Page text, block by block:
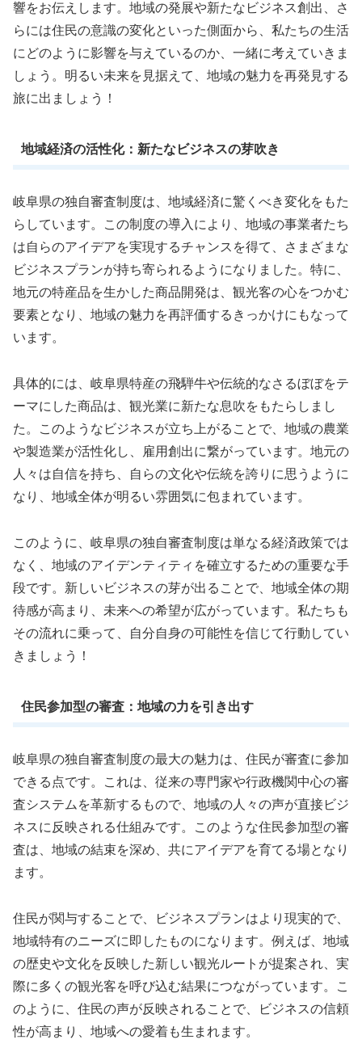
響をお伝えします。地域の発展や新たなビジネス創出、さ
らには住民の意識の変化といった側面から、私たちの生活
にどのように影響を与えているのか、一緒に考えていきま
しょう。明るい未来を見据えて、地域の魅力を再発見する
旅に出ましょう！
地域経済の活性化：新たなビジネスの芽吹き
岐阜県の独自審査制度は、地域経済に驚くべき変化をもた
らしています。この制度の導入により、地域の事業者たち
は自らのアイデアを実現するチャンスを得て、さまざまな
ビジネスプランが持ち寄られるようになりました。特に、
地元の特産品を生かした商品開発は、観光客の心をつかむ
要素となり、地域の魅力を再評価するきっかけにもなって
います。
具体的には、岐阜県特産の飛騨牛や伝統的なさるぼぼをテ
ーマにした商品は、観光業に新たな息吹をもたらしまし
た。このようなビジネスが立ち上がることで、地域の農業
や製造業が活性化し、雇用創出に繋がっています。地元の
人々は自信を持ち、自らの文化や伝統を誇りに思うように
なり、地域全体が明るい雰囲気に包まれています。
このように、岐阜県の独自審査制度は単なる経済政策では
なく、地域のアイデンティティを確立するための重要な手
段です。新しいビジネスの芽が出ることで、地域全体の期
待感が高まり、未来への希望が広がっています。私たちも
その流れに乗って、自分自身の可能性を信じて行動してい
きましょう！
住民参加型の審査：地域の力を引き出す
岐阜県の独自審査制度の最大の魅力は、住民が審査に参加
できる点です。これは、従来の専門家や行政機関中心の審
査システムを革新するもので、地域の人々の声が直接ビジ
ネスに反映される仕組みです。このような住民参加型の審
査は、地域の結束を深め、共にアイデアを育てる場となり
ます。
住民が関与することで、ビジネスプランはより現実的で、
地域特有のニーズに即したものになります。例えば、地域
の歴史や文化を反映した新しい観光ルートが提案され、実
際に多くの観光客を呼び込む結果につながっています。こ
のように、住民の声が反映されることで、ビジネスの信頼
性が高まり、地域への愛着も生まれます。